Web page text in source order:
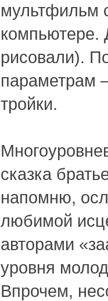
мультфильм
компьютере.
рисовали).
параметрам
тройки.
сказка
напомню,
любимой
авторами
уровня
Впрочем,